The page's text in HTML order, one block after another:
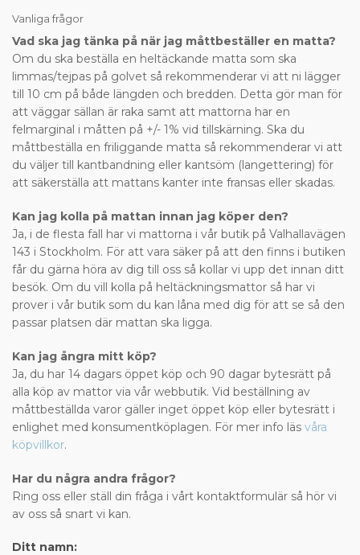
Vanliga frågor
Vad ska jag tänka på när jag måttbeställer en matta?
Om du ska beställa en heltäckande matta som ska
limmas/tejpas på golvet så rekommenderar vi att ni lägger
till 10 cm på både längden och bredden. Detta gör man för
att väggar sällan är raka samt att mattorna har en
felmarginal i måtten på +/- 1% vid tillskärning. Ska du
måttbeställa en friliggande matta så rekommenderar vi att
du väljer till kantbandning eller kantsöm (langettering) för
att säkerställa att mattans kanter inte fransas eller skadas.
Kan jag kolla på mattan innan jag köper den?
Ja, i de flesta fall har vi mattorna i vår butik på Valhallavägen
143 i Stockholm. För att vara säker på att den finns i butiken
får du gärna höra av dig till oss så kollar vi upp det innan ditt
besök. Om du vill kolla på heltäckningsmattor så har vi
prover i vår butik som du kan låna med dig för att se så den
passar platsen där mattan ska ligga.
Kan jag ångra mitt köp?
Ja, du har 14 dagars öppet köp och 90 dagar bytesrätt på
alla köp av mattor via vår webbutik. Vid beställning av
måttbeställda varor gäller inget öppet köp eller bytesrätt i
enlighet med konsumentköplagen. För mer info läs våra
köpvillkor.
Har du några andra frågor?
Ring oss eller ställ din fråga i vårt kontaktformulär så hör vi
av oss så snart vi kan.
Ditt namn: